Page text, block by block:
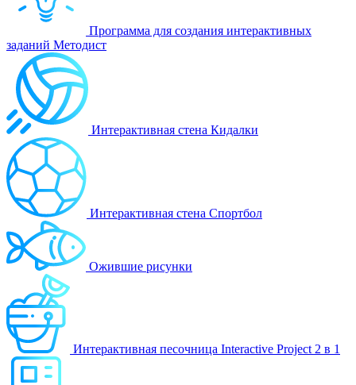
Программа для создания интерактивных
заданий Методист
Интерактивная стена Кидалки
Интерактивная стена Спортбол
Ожившие рисунки
Интерактивная песочница Interactive Project 2 в 1